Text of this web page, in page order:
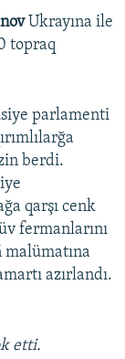
Ukrayına ile
topraq
parlamenti
berdi.
qarşı cenk
fermanlarını
malümatına
azırlandı.
etti.